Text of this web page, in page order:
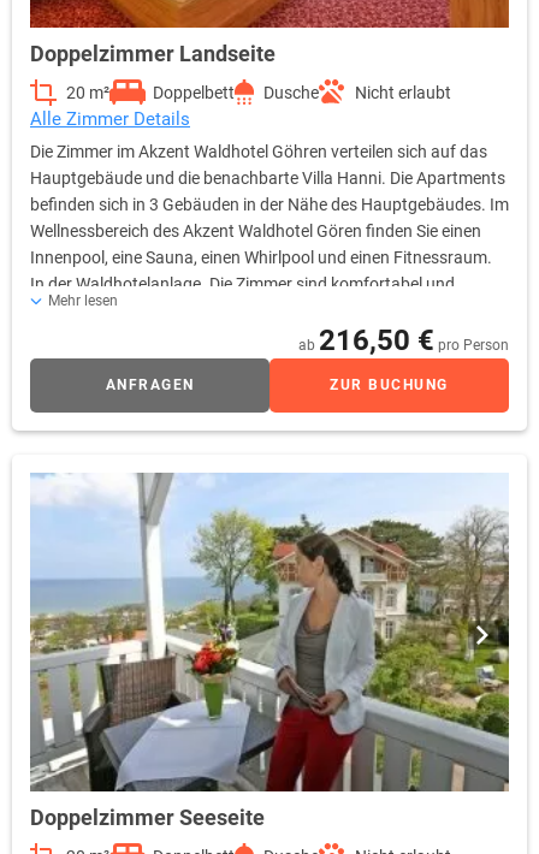
Doppelzimmer Landseite
20 m² Doppelbett Dusche Nicht erlaubt
Alle Zimmer Details
Die Zimmer im Akzent Waldhotel Göhren verteilen sich auf das
Hauptgebäude und die benachbarte Villa Hanni. Die Apartments
befinden sich in 3 Gebäuden in der Nähe des Hauptgebäudes. Im
Wellnessbereich des Akzent Waldhotel Gören finden Sie einen
Innenpool, eine Sauna, einen Whirlpool und einen Fitnessraum.
In der Waldhotelanlage. Die Zimmer sind komfortabel und
individuell eingerichtet, so dass es Ihnen während eines
Aufenthaltes bei uns an nichts fehlen wird.
Mehr lesen
ab 216,50 € pro Person
ANFRAGEN ZUR BUCHUNG
Doppelzimmer Seeseite